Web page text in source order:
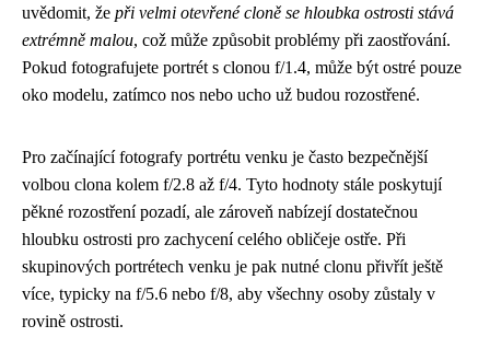
uvědomit, že při velmi otevřené cloně se hloubka ostrosti stává
extrémně malou, což může způsobit problémy při zaostřování.
Pokud fotografujete portrét s clonou f/1.4, může být ostré pouze
oko modelu, zatímco nos nebo ucho už budou rozostřené.
Pro začínající fotografy portrétu venku je často bezpečnější
volbou clona kolem f/2.8 až f/4. Tyto hodnoty stále poskytují
pěkné rozostření pozadí, ale zároveň nabízejí dostatečnou
hloubku ostrosti pro zachycení celého obličeje ostře. Při
skupinových portrétech venku je pak nutné clonu přivřít ještě
více, typicky na f/5.6 nebo f/8, aby všechny osoby zůstaly v
rovině ostrosti.